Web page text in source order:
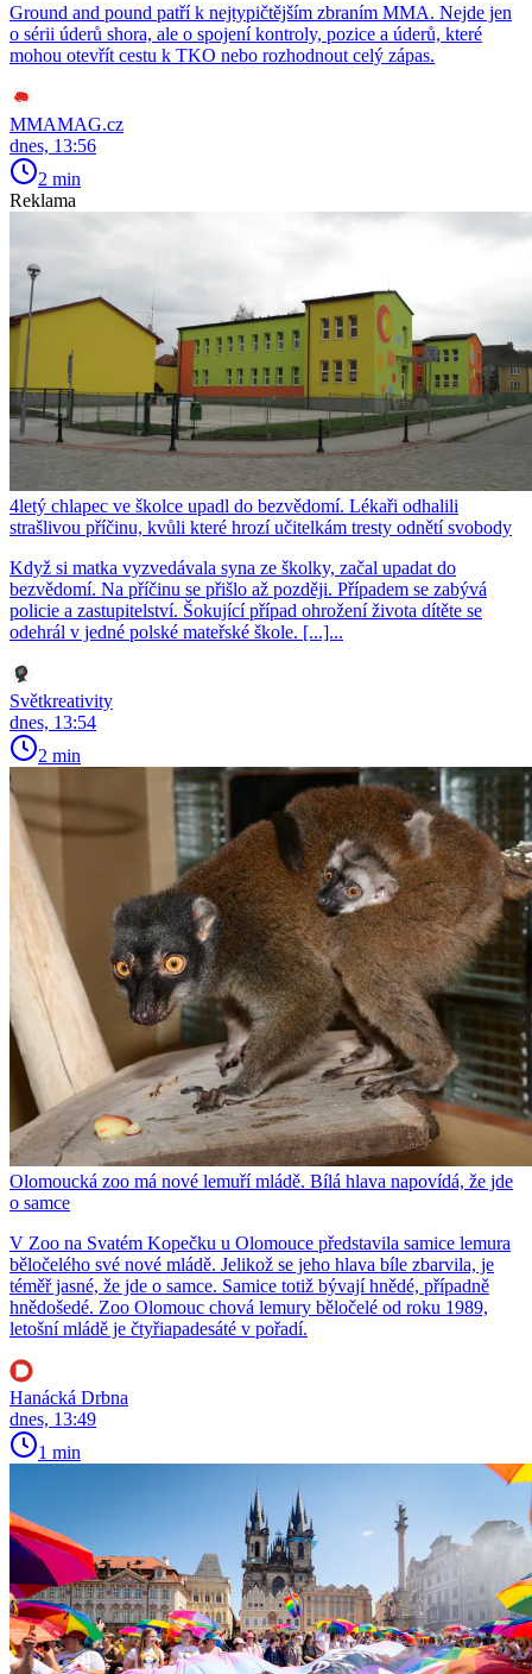
Ground and pound patří k nejtypičtějším zbraním MMA. Nejde jen
o sérii úderů shora, ale o spojení kontroly, pozice a úderů, které
mohou otevřít cestu k TKO nebo rozhodnout celý zápas.
MMAMAG.cz
dnes, 13:56
2 min
Reklama
4letý chlapec ve školce upadl do bezvědomí. Lékaři odhalili
strašlivou příčinu, kvůli které hrozí učitelkám tresty odnětí svobody
Když si matka vyzvedávala syna ze školky, začal upadat do
bezvědomí. Na příčinu se přišlo až později. Případem se zabývá
policie a zastupitelství. Šokující případ ohrožení života dítěte se
odehrál v jedné polské mateřské škole. [...]...
Světkreativity
dnes, 13:54
2 min
Olomoucká zoo má nové lemuří mládě. Bílá hlava napovídá, že jde
o samce
V Zoo na Svatém Kopečku u Olomouce představila samice lemura
běločelého své nové mládě. Jelikož se jeho hlava bíle zbarvila, je
téměř jasné, že jde o samce. Samice totiž bývají hnědé, případně
hnědošedé. Zoo Olomouc chová lemury běločelé od roku 1989,
letošní mládě je čtyřiapadesáté v pořadí.
Hanácká Drbna
dnes, 13:49
1 min